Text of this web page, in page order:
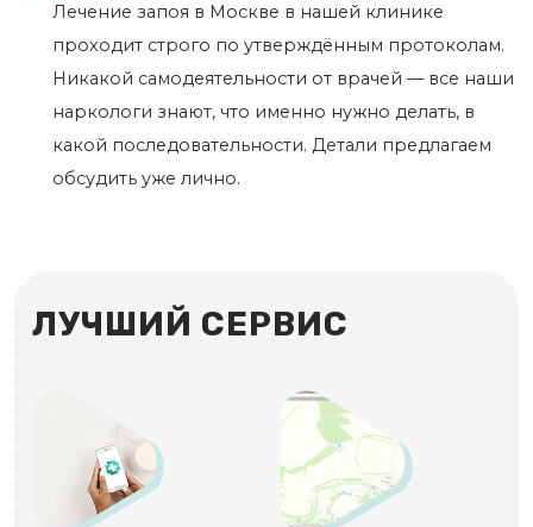
Лечение запоя в Москве в нашей клинике
проходит строго по утверждённым протоколам.
Никакой самодеятельности от врачей — все наши
наркологи знают, что именно нужно делать, в
какой последовательности. Детали предлагаем
обсудить уже лично.
ЛУЧШИЙ СЕРВИС